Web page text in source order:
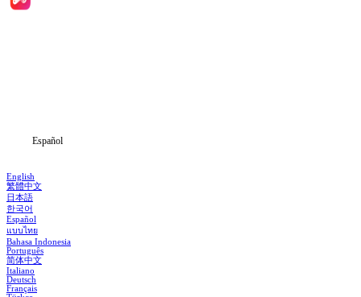
Español
English
繁體中文
日本語
한국어
Español
แบบไทย
Bahasa Indonesia
Português
简体中文
Italiano
Deutsch
Français